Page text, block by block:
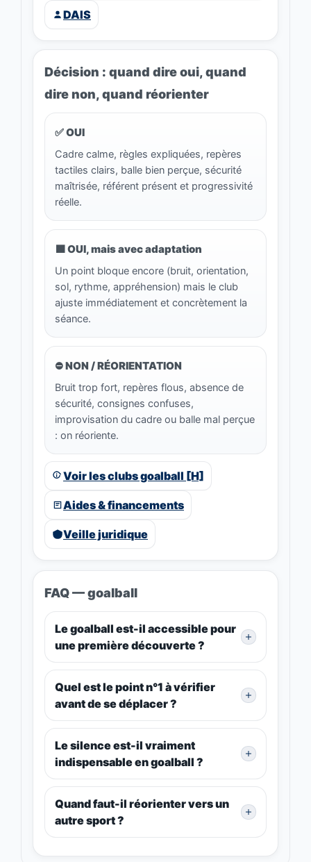
DAIS
Décision : quand dire oui, quand
dire non, quand réorienter
✅ OUI
Cadre calme, règles expliquées, repères
tactiles clairs, balle bien perçue, sécurité
maîtrisée, référent présent et progressivité
réelle.
🟧 OUI, mais avec adaptation
Un point bloque encore (bruit, orientation,
sol, rythme, appréhension) mais le club
ajuste immédiatement et concrètement la
séance.
⛔ NON / RÉORIENTATION
Bruit trop fort, repères flous, absence de
sécurité, consignes confuses,
improvisation du cadre ou balle mal perçue
: on réoriente.
Voir les clubs goalball [H]
Aides & financements
Veille juridique
FAQ — goalball
Le goalball est-il accessible pour
une première découverte ?
Quel est le point n°1 à vérifier
avant de se déplacer ?
Le silence est-il vraiment
indispensable en goalball ?
Quand faut-il réorienter vers un
autre sport ?